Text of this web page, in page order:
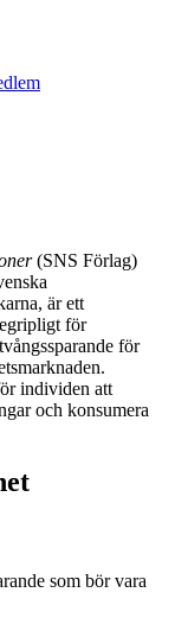
(SNS Förlag)
är ett
för
för
individen att
och konsumera
som bör vara